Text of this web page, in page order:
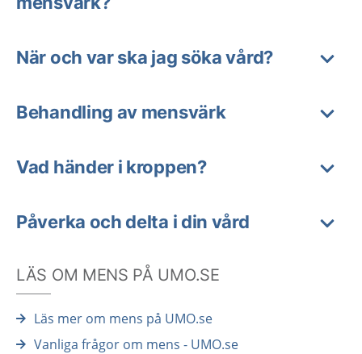
När och var ska jag söka vård?
Behandling av mensvärk
Vad händer i kroppen?
Påverka och delta i din vård
LÄS OM MENS PÅ UMO.SE
Läs mer om mens på UMO.se
Vanliga frågor om mens - UMO.se